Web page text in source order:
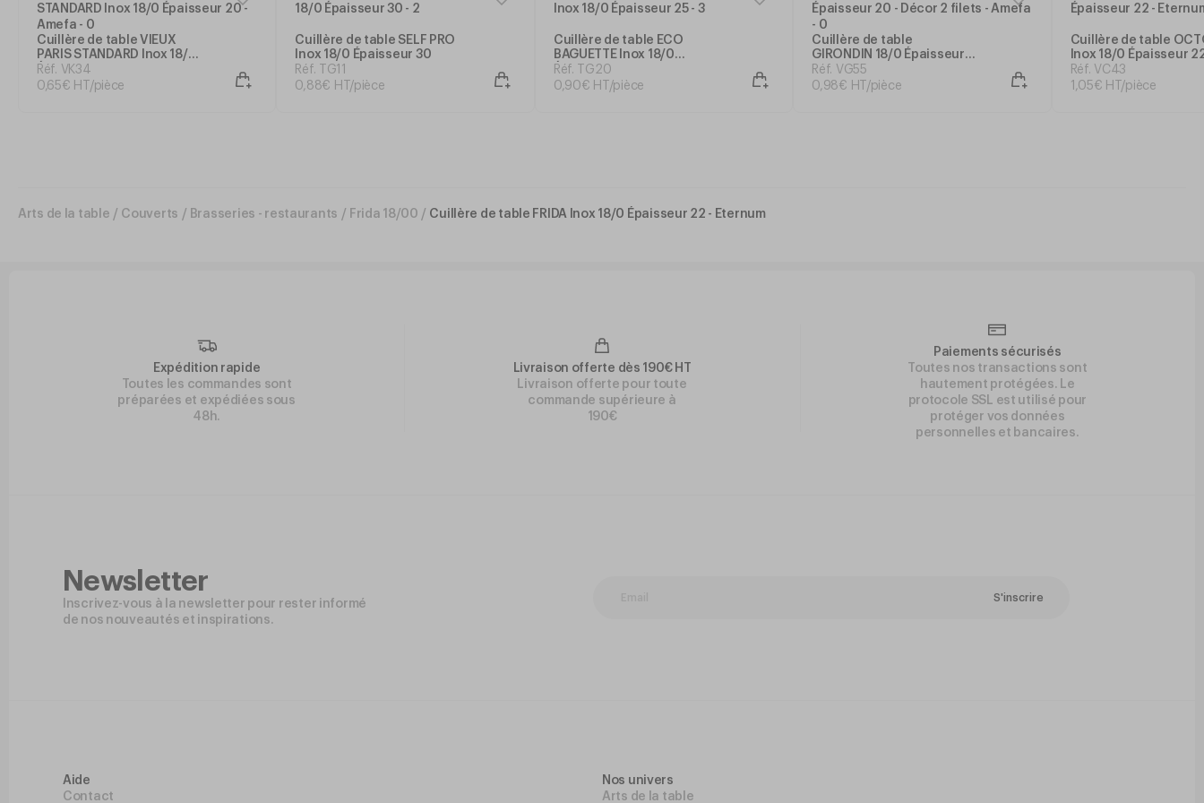
Cuillère de table VIEUX
PARIS STANDARD Inox 18/0
Épaisseur 20 - Amefa
Réf. VK34
0, 65€ HT/pièce
Cuillère de table SELF PRO
Inox 18/0 Épaisseur 30
Réf. TG11
0 88€ HT/pièce
Cuillère de table ECO
BAGUETTE Inox 18/0
Épaisseur 25
Réf. TG20
0, 90€ HT/pièce
Cuillère de table
GIRONDIN 18/0 Épaisseur
20 - Décor 2 filets - Amefa
Réf. VG55
0, 98€ HT/pièce
Cuillère de table
Inox 18/0 Épaisseur
Eternum
Réf. VC43
1 05€ HT/pièce
Arts de la table / Couverts / Brasseries - restaurants / Frida 18/00 / Cuillère de table FRIDA Inox 18/0 Épaisseur 22 - Eternum
Expédition rapide
Toutes les commandes sont
préparées et expédiées sous
48h.
Livraison offerte dès 190€ HT
Livraison offerte pour toute
commande supérieure à
190€
Paiements sécurisés
Toutes nos transactions sont
hautement protégées. Le
protocole SSL est utilisé pour
protéger vos données
personnelles et bancaires.
Newsletter
Inscrivez-vous à la newsletter pour rester informé
de nos nouveautés et inspirations.
S'inscrire
Aide
Contact
Nos univers
Arts de la table